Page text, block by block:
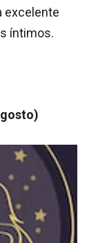
excelente
íntimos.